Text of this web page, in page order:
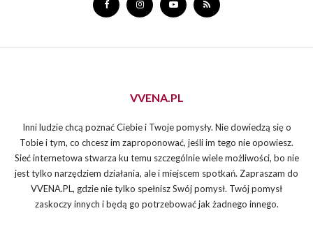
VVENA.PL
Inni ludzie chcą poznać Ciebie i Twoje pomysły. Nie dowiedzą się o
Tobie i tym, co chcesz im zaproponować, jeśli im tego nie opowiesz.
Sieć internetowa stwarza ku temu szczególnie wiele możliwości, bo nie
jest tylko narzędziem działania, ale i miejscem spotkań. Zapraszam do
VVENA.PL, gdzie nie tylko spełnisz Swój pomysł. Twój pomysł
zaskoczy innych i będą go potrzebować jak żadnego innego.